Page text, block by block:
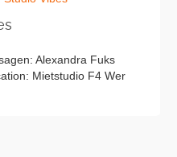
Alexandra Fuks
Mietstudio F4 Wer